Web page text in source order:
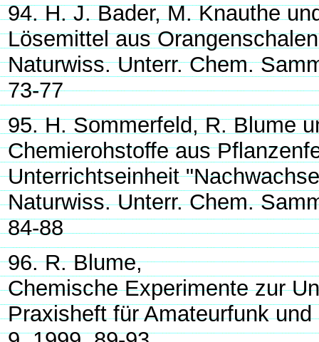
94. H. J. Bader, M. Knauthe
Lösemittel aus
Naturwiss. Unterr. Chem.
73-77
95. H. Sommerfeld, R. Blume
Chemierohstoffe aus
Unterrichtseinheit
Naturwiss. Unterr. Chem.
84-88
96. R. Blume,
Chemische Experimente zur
Praxisheft für Amateurfunk